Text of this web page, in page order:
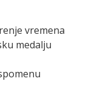
vremena
medalju